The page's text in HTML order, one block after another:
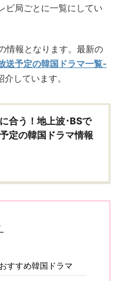
ビ局ごとに一覧にしてい
情報となります。最新の
送予定の韓国ドラマ一覧-
介しています。
合う！地上波･BSで
定の韓国ドラマ情報
すすめ韓国ドラマ